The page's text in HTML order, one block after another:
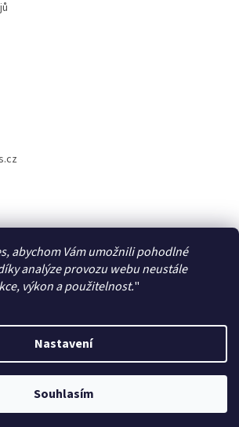
abychom Vám umožnili pohodlné
analýze provozu webu neustále
výkon a použitelnost."
Nastavení
Souhlasím
Vytvořil Shoptet
Papíráda. Všechna práva vyhrazena.